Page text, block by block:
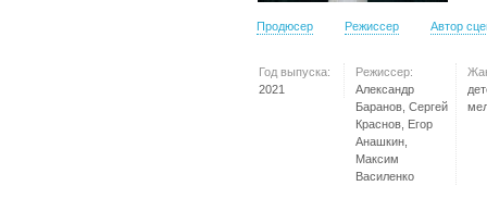
Продюсер Режиссер Автор
Год выпуска:
2021
Режиссер:
Александр
Баранов, Сергей
Краснов, Егор
Анашкин,
Максим
Василенко